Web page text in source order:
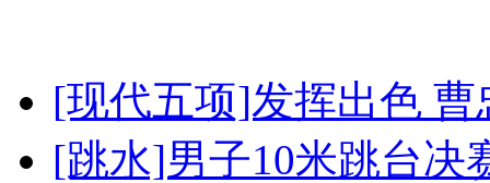
[现代五项]发挥出色
[跳水]男子10米跳台决